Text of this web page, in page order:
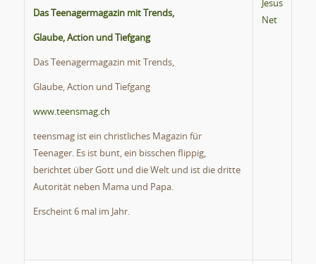
Das Teenagermagazin mit Trends,
Glaube, Action und Tiefgang
Das Teenagermagazin mit Trends,
Glaube, Action und Tiefgang
www.teensmag.ch
teensmag ist ein christliches Magazin für
Teenager. Es ist bunt, ein bisschen flippig,
berichtet über Gott und die Welt und ist die dritte
Autorität neben Mama und Papa.
Erscheint 6 mal im Jahr.